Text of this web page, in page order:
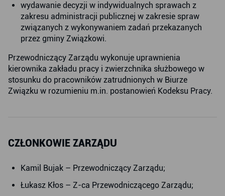
wydawanie decyzji w indywidualnych sprawach z
zakresu administracji publicznej w zakresie spraw
związanych z wykonywaniem zadań przekazanych
przez gminy Związkowi.
Przewodniczący Zarządu wykonuje uprawnienia
kierownika zakładu pracy i zwierzchnika służbowego w
stosunku do pracowników zatrudnionych w Biurze
Związku w rozumieniu m.in. postanowień Kodeksu Pracy.
CZŁONKOWIE ZARZĄDU
Kamil Bujak – Przewodniczący Zarządu;
Łukasz Kłos – Z-ca Przewodniczącego Zarządu;